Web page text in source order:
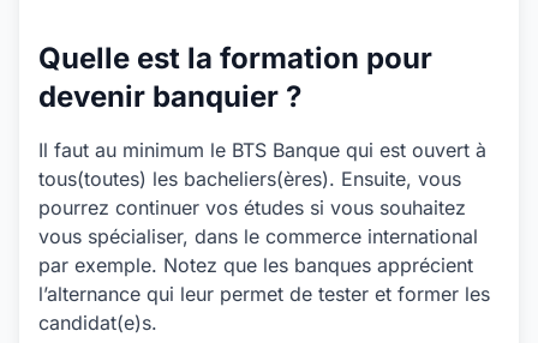
Quelle est la formation pour
devenir banquier ?
Il faut au minimum le BTS Banque qui est ouvert à
tous(toutes) les bacheliers(ères). Ensuite, vous
pourrez continuer vos études si vous souhaitez
vous spécialiser, dans le commerce international
par exemple. Notez que les banques apprécient
l’alternance qui leur permet de tester et former les
candidat(e)s.